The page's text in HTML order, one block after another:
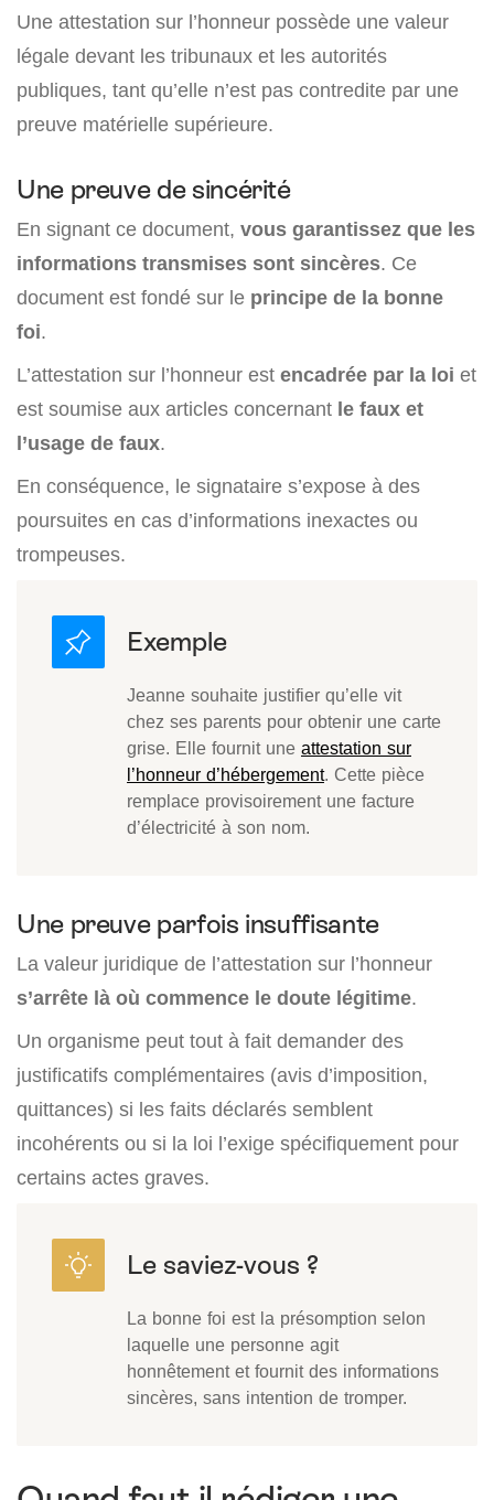
Une attestation sur l’honneur possède une valeur
légale devant les tribunaux et les autorités
publiques, tant qu’elle n’est pas contredite par une
preuve matérielle supérieure.
Une preuve de sincérité
En signant ce document, vous garantissez que les
informations transmises sont sincères. Ce
document est fondé sur le principe de la bonne
foi.
L’attestation sur l’honneur est encadrée par la loi et
est soumise aux articles concernant le faux et
l’usage de faux.
En conséquence, le signataire s’expose à des
poursuites en cas d’informations inexactes ou
trompeuses.
Jeanne souhaite justifier qu’elle vit
chez ses parents pour obtenir une carte
grise. Elle fournit une attestation sur
l’honneur d’hébergement. Cette pièce
remplace provisoirement une facture
d’électricité à son nom.
Une preuve parfois insuffisante
La valeur juridique de l’attestation sur l’honneur
s’arrête là où commence le doute légitime.
Un organisme peut tout à fait demander des
justificatifs complémentaires (avis d’imposition,
quittances) si les faits déclarés semblent
incohérents ou si la loi l’exige spécifiquement pour
certains actes graves.
La bonne foi est la présomption selon
laquelle une personne agit
honnêtement et fournit des informations
sincères, sans intention de tromper.